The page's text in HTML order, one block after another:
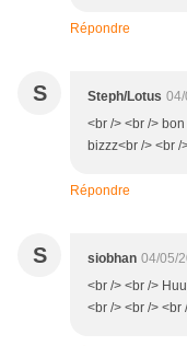
Répondre
S Steph/Lotus
<br /> <br />
bizzz<br /> <br /
Répondre
S siobhan 04/05/
<br /> <br />
<br /> <br /> <br